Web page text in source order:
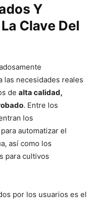
Y
Clave Del
las necesidades reales
de alta calidad,
. Entre los
los
automatizar el
así como los
para cultivos
por los usuarios es el